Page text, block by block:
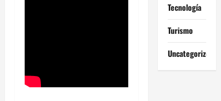
Tecnología
Turismo
Uncategorized